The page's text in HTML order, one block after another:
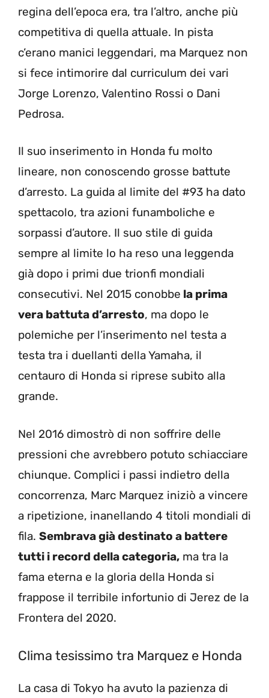
regina dell’epoca era, tra l’altro, anche più
competitiva di quella attuale. In pista
c’erano manici leggendari, ma Marquez non
si fece intimorire dal curriculum dei vari
Jorge Lorenzo, Valentino Rossi o Dani
Pedrosa.
Il suo inserimento in Honda fu molto
lineare, non conoscendo grosse battute
d’arresto. La guida al limite del #93 ha dato
spettacolo, tra azioni funamboliche e
sorpassi d’autore. Il suo stile di guida
sempre al limite lo ha reso una leggenda
già dopo i primi due trionfi mondiali
consecutivi. Nel 2015 conobbe la prima
vera battuta d’arresto, ma dopo le
polemiche per l’inserimento nel testa a
testa tra i duellanti della Yamaha, il
centauro di Honda si riprese subito alla
grande.
Nel 2016 dimostrò di non soffrire delle
pressioni che avrebbero potuto schiacciare
chiunque. Complici i passi indietro della
concorrenza, Marc Marquez iniziò a vincere
a ripetizione, inanellando 4 titoli mondiali di
fila. Sembrava già destinato a battere
tutti i record della categoria, ma tra la
fama eterna e la gloria della Honda si
frappose il terribile infortunio di Jerez de la
Frontera del 2020.
Clima tesissimo tra Marquez e Honda
La casa di Tokyo ha avuto la pazienza di